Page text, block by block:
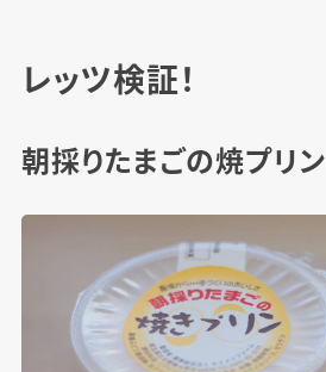
レッツ検証！
朝採りたまごの焼プリン